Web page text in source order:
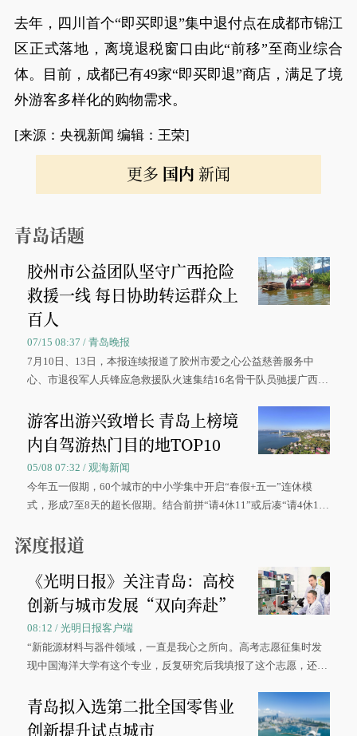
去年，四川首个“即买即退”集中退付点在成都市锦江
区正式落地，离境退税窗口由此“前移”至商业综合
体。目前，成都已有49家“即买即退”商店，满足了境
外游客多样化的购物需求。
[来源：央视新闻 编辑：王荣]
更多 国内 新闻
青岛话题
胶州市公益团队坚守广西抢险
救援一线 每日协助转运群众上
百人
07/15 08:37 / 青岛晚报
7月10日、13日，本报连续报道了胶州市爱之心公益慈善服务中
心、市退役军人兵锋应急救援队火速集结16名骨干队员驰援广西灾
游客出游兴致增长 青岛上榜境
内自驾游热门目的地TOP10
05/08 07:32 / 观海新闻
今年五一假期，60个城市的中小学集中开启“春假+五一”连休模
式，形成7至8天的超长假期。结合前拼“请4休11”或后凑“请4休1
深度报道
《光明日报》关注青岛：高校
创新与城市发展“双向奔赴”
08:12 / 光明日报客户端
“新能源材料与器件领域，一直是我心之所向。高考志愿征集时发
现中国海洋大学有这个专业，反复研究后我填报了这个志愿，还真
大学材料科学与工程学院材料类专业的录取通知书。
青岛拟入选第二批全国零售业
创新提升试点城市